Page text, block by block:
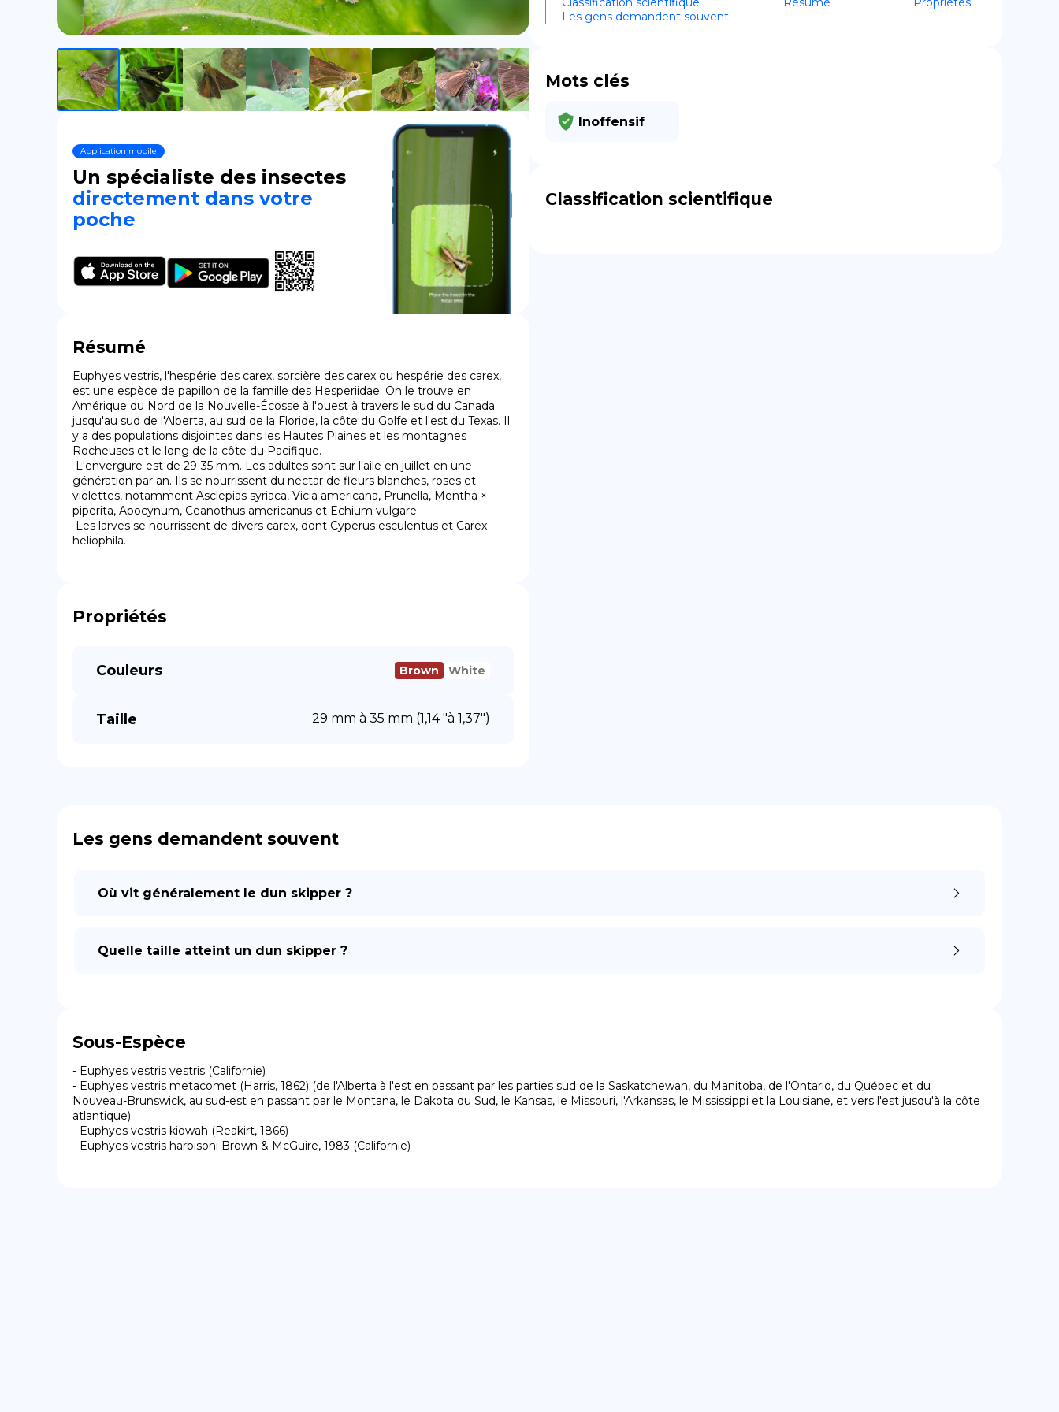
DE
Application mobile
Un spécialiste des insectes
directement dans votre
poche
Résumé
Euphyes vestris, l'hespérie des carex, sorcière des carex ou hespérie des carex,
est une espèce de papillon de la famille des Hesperiidae. On le trouve en
Amérique du Nord de la Nouvelle-Écosse à l'ouest à travers le sud du Canada
jusqu'au sud de l'Alberta, au sud de la Floride, la côte du Golfe et l'est du Texas. Il
y a des populations disjointes dans les Hautes Plaines et les montagnes
Rocheuses et le long de la côte du Pacifique.
génération par an. Ils se nourrissent du nectar de fleurs blanches, roses et
violettes, notamment Asclepias syriaca, Vicia americana, Prunella, Mentha ×
piperita, Apocynum, Ceanothus americanus et Echium vulgare.
heliophila.
Propriétés
Couleurs Brown White
Taille 29 mm à 35 mm (1,14 "à 1,37")
Les gens demandent souvent
Mots clés
Inoffensif
Classification scientifique
Les gens demandent souvent
Où vit généralement le dun skipper ?
Quelle taille atteint un dun skipper ?
Sous-Espèce
- Euphyes vestris vestris (Californie)
- Euphyes vestris metacomet (Harris, 1862) (de l'Alberta à l'est en passant par les parties sud de la Saskatchewan, du Manitoba, de l'Ontario, du Québec et du
Nouveau-Brunswick, au sud-est en passant par le Montana, le Dakota du Sud, le Kansas, le Missouri, l'Arkansas, le Mississippi et la Louisiane, et vers l'est jusqu'à la côte
atlantique)
- Euphyes vestris kiowah (Reakirt, 1866)
- Euphyes vestris harbisoni Brown & McGuire, 1983 (Californie)